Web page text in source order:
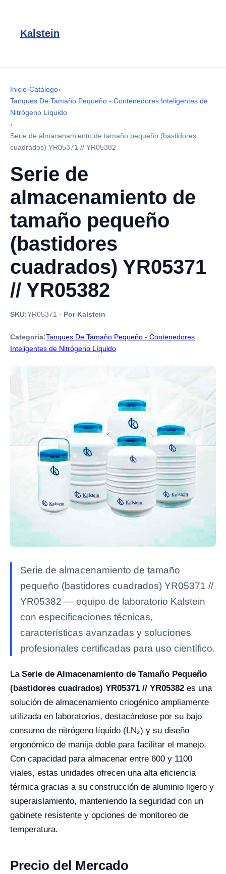
Kalstein
Inicio›Catálogo›
Tanques De Tamaño Pequeño - Contenedores Inteligentes de
Nitrógeno Líquido
›
Serie de almacenamiento de tamaño pequeño (bastidores
cuadrados) YR05371 // YR05382
Serie de
almacenamiento de
tamaño pequeño
(bastidores
cuadrados) YR05371
// YR05382
SKU:YR05371 · Por Kalstein
Categoría:Tanques De Tamaño Pequeño - Contenedores
Inteligentes de Nitrógeno Líquido
Serie de almacenamiento de tamaño
pequeño (bastidores cuadrados) YR05371 //
YR05382 — equipo de laboratorio Kalstein
con especificaciones técnicas,
características avanzadas y soluciones
profesionales certificadas para uso científico.
La Serie de Almacenamiento de Tamaño Pequeño
(bastidores cuadrados) YR05371 // YR05382 es una
solución de almacenamiento criogénico ampliamente
utilizada en laboratorios, destacándose por su bajo
consumo de nitrógeno líquido (LN₂) y su diseño
ergonómico de manija doble para facilitar el manejo.
Con capacidad para almacenar entre 600 y 1100
viales, estas unidades ofrecen una alta eficiencia
térmica gracias a su construcción de aluminio ligero y
superaislamiento, manteniendo la seguridad con un
gabinete resistente y opciones de monitoreo de
temperatura.
Precio del Mercado